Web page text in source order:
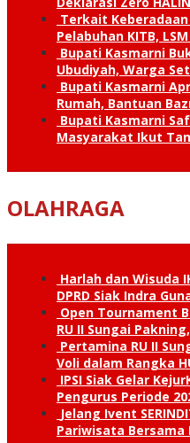
Terkait Keberadaan
Pelabuhan KITB,
Bupati Kasmarni
Ubudiyah, Warga
Bupati Kasmarni
Rumah, Bantuan
Bupati Kasmarni
Masyarakat Ikut
OLAHRAGA
Harlah dan Wisuda
DPRD Siak Indra
Open Tournament
RU II Sungai
Pertamina RU II
Voli dalam Rangka
IPSI Siak Gelar
Pengurus Periode
Jelang Ivent
Pariwisata Bersama